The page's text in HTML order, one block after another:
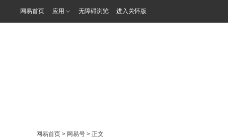
网易首页 应用 无障碍浏览 进入关怀版
网易首页 > 网易号 > 正文